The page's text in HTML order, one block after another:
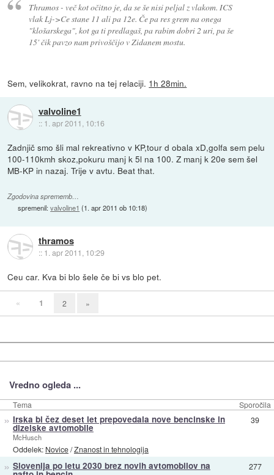
Thramos - več kot očitno je, da se še nisi peljal z vlakom. ICS
vlak Lj->Ce stane 11 ali pa 12e. Če pa res grem na onega
"klošarskega", kot ga ti predlagaš, pa rabim dobri 2 uri, pa še
15' čik pavzo nam privoščijo v Zidanem mostu.
Sem, velikokrat, ravno na tej relaciji. 1h 28min.
valvoline1
:: 1. apr 2011, 10:16
Zadnjič smo šli mal rekreativno v KP,tour d obala xD,golfa sem pelu
100-110kmh skoz,pokuru manj k 5l na 100. Z manj k 20e sem šel
MB-KP in nazaj. Trije v avtu. Beat that.
Zgodovina sprememb…
spremenil:valvoline1 (1. apr 2011 ob 10:18)
thramos
:: 1. apr 2011, 10:29
Ceu car. Kva bi blo šele če bi vs blo pet.
« 1 2 »
Vredno ogleda ...
Tema Sporočila
» Irska bi čez deset let prepovedala nove bencinske in
dizelske avtomobile
McHusch
Oddelek: Novice/Znanost in tehnologija
39
» Slovenija po letu 2030 brez novih avtomobilov na 277